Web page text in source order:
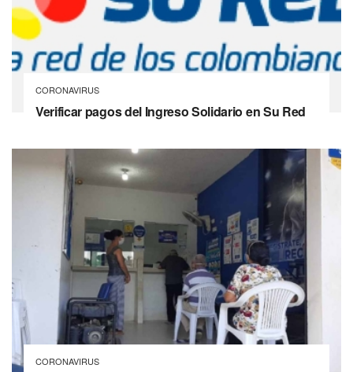
CORONAVIRUS
Verificar pagos del Ingreso Solidario en Su Red
CORONAVIRUS